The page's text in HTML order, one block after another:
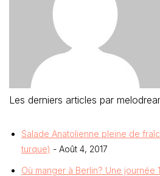
Les derniers articles par
Salade Anatolienne pleine de
turque) - Août 4, 2017
Où manger à Berlin? Une journée